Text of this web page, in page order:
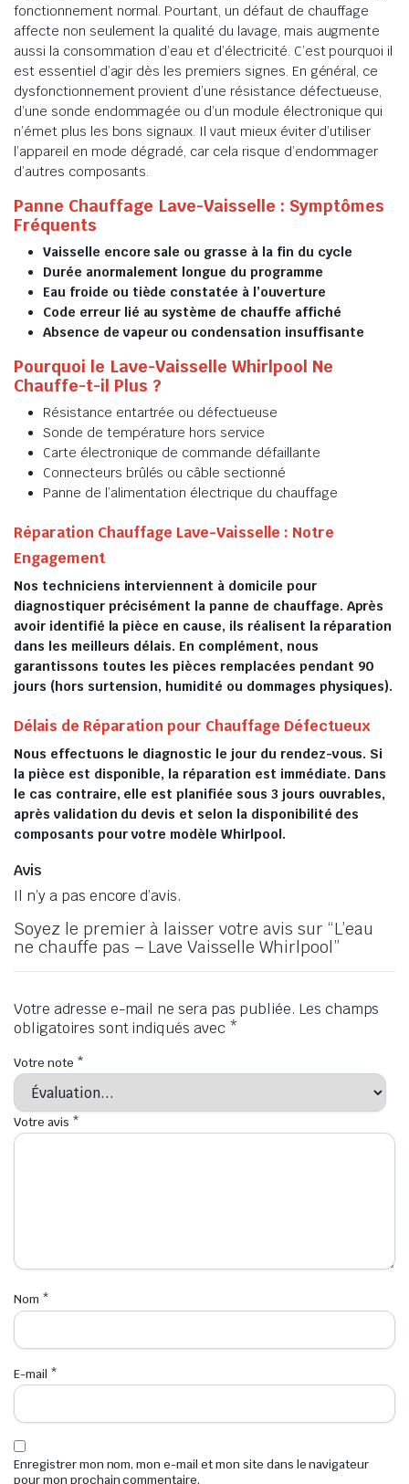
fonctionnement normal. Pourtant, un défaut de chauffage
affecte non seulement la qualité du lavage, mais augmente
aussi la consommation d’eau et d’électricité. C’est pourquoi il
est essentiel d’agir dès les premiers signes. En général, ce
dysfonctionnement provient d’une résistance défectueuse,
d’une sonde endommagée ou d’un module électronique qui
n’émet plus les bons signaux. Il vaut mieux éviter d’utiliser
l’appareil en mode dégradé, car cela risque d’endommager
d’autres composants.
Panne Chauffage Lave-Vaisselle : Symptômes
Fréquents
Vaisselle encore sale ou grasse à la fin du cycle
Durée anormalement longue du programme
Eau froide ou tiède constatée à l’ouverture
Code erreur lié au système de chauffe affiché
Absence de vapeur ou condensation insuffisante
Pourquoi le Lave-Vaisselle Whirlpool Ne
Chauffe-t-il Plus ?
Résistance entartrée ou défectueuse
Sonde de température hors service
Carte électronique de commande défaillante
Connecteurs brûlés ou câble sectionné
Panne de l’alimentation électrique du chauffage
Réparation Chauffage Lave-Vaisselle : Notre
Engagement
Nos techniciens interviennent à domicile pour
diagnostiquer précisément la panne de chauffage. Après
avoir identifié la pièce en cause, ils réalisent la réparation
dans les meilleurs délais. En complément, nous
garantissons toutes les pièces remplacées pendant 90
jours (hors surtension, humidité ou dommages physiques).
Délais de Réparation pour Chauffage Défectueux
Nous effectuons le diagnostic le jour du rendez-vous. Si
la pièce est disponible, la réparation est immédiate. Dans
le cas contraire, elle est planifiée sous 3 jours ouvrables,
après validation du devis et selon la disponibilité des
composants pour votre modèle Whirlpool.
Avis
Il n’y a pas encore d’avis.
Soyez le premier à laisser votre avis sur “L’eau
ne chauffe pas – Lave Vaisselle Whirlpool”
Votre adresse e-mail ne sera pas publiée. Les champs
obligatoires sont indiqués avec *
Votre note *
Votre avis *
Nom *
E-mail *
Enregistrer mon nom, mon e-mail et mon site dans le navigateur
pour mon prochain commentaire.